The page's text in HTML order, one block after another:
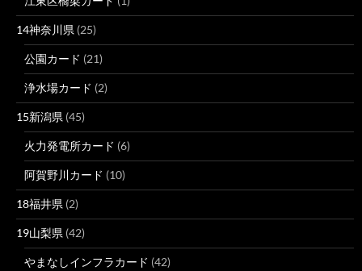
14神奈川県 (25)
公園カード (21)
浄水場カード (2)
15新潟県 (45)
火力発電所カード (6)
阿賀野川カード (10)
18福井県 (2)
19山梨県 (42)
やまなしインフラカード (42)